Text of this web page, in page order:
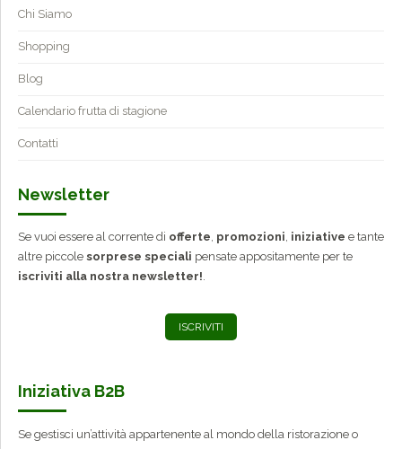
Chi Siamo
Shopping
Blog
Calendario frutta di stagione
Contatti
Newsletter
Se vuoi essere al corrente di offerte, promozioni, iniziative e tante
altre piccole sorprese speciali pensate appositamente per te
iscriviti alla nostra newsletter!.
ISCRIVITI
Iniziativa B2B
Se gestisci un’attività appartenente al mondo della ristorazione o